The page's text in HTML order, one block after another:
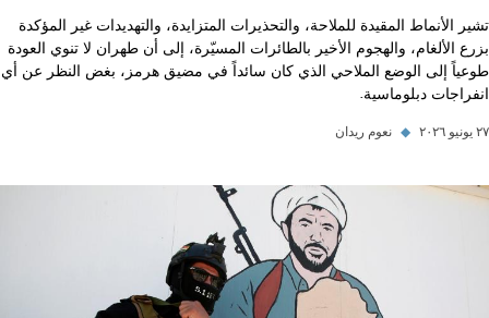
تشير الأنماط المقيدة للملاحة، والتحذيرات المتزايدة، والتهديدات غير المؤكدة
بزرع الألغام، والهجوم الأخير بالطائرات المسيّرة، إلى أن طهران لا تنوي العودة
طوعياً إلى الوضع الملاحي الذي كان سائداً في مضيق هرمز، بغض النظر عن أي
انفراجات دبلوماسية.
٢٧ يونيو ٢٠٢٦ ◆ نعوم ريدان